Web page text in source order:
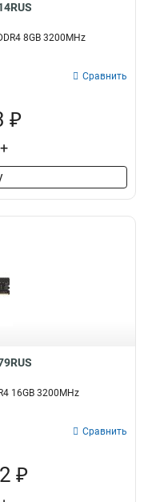
8GB 3200MHz
Сравнить
₽
+
16GB 3200MHz
Сравнить
₽